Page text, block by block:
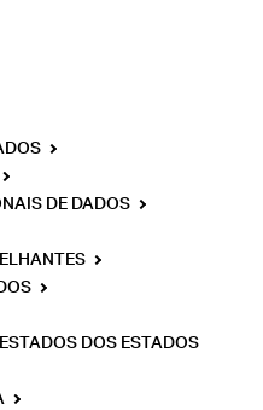
DE DADOS
DOS ESTADOS